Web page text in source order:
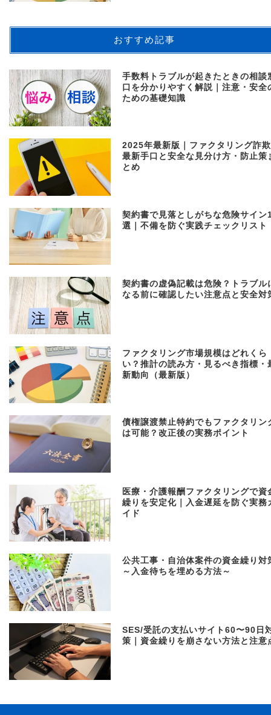
おすすめ記事
手数料トラブルが起きたときの相談
口を分かりやすく解説｜注意・安全
ための基礎知識
2025年最新版｜ファクタリング詐
最新手口と安全な見分け方・防止策
とめ
契約書で見落としがちな危険サイン
選｜不備を防ぐ実践チェックリスト
契約書の虚偽記載は危険？トラブル
なる前に確認したい注意点と安全対
ファクタリング市場規模はどれくら
い？推計の読み方・見るべき指標・
新動向（最新版）
債権譲渡禁止特約でもファクタリン
は可能？改正後の実務ポイント
医療・介護報酬ファクタリングで資
繰りを安定化｜入金遅延を防ぐ実務
イド
公共工事・自治体案件の資金繰り対
～入金待ちを埋める方法～
SES/受託の支払いサイト60〜90日
策｜資金繰りを崩さない方法と注意